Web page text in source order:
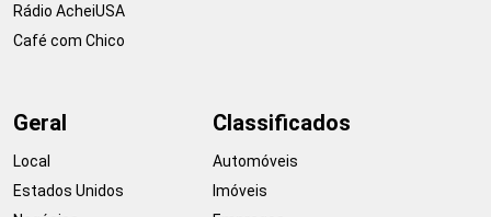
Rádio AcheiUSA
Café com Chico
Geral
Local
Estados Unidos
Classificados
Automóveis
Imóveis